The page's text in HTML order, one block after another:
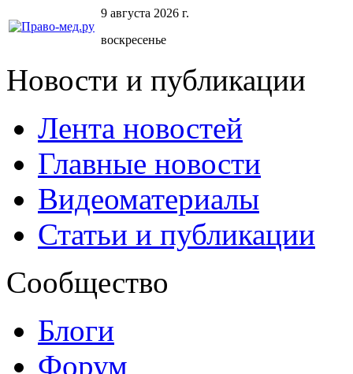
9 августа 2026 г.
воскресенье
Новости и публикации
Лента новостей
Главные новости
Видеоматериалы
Статьи и публикации
Сообщество
Блоги
Форум